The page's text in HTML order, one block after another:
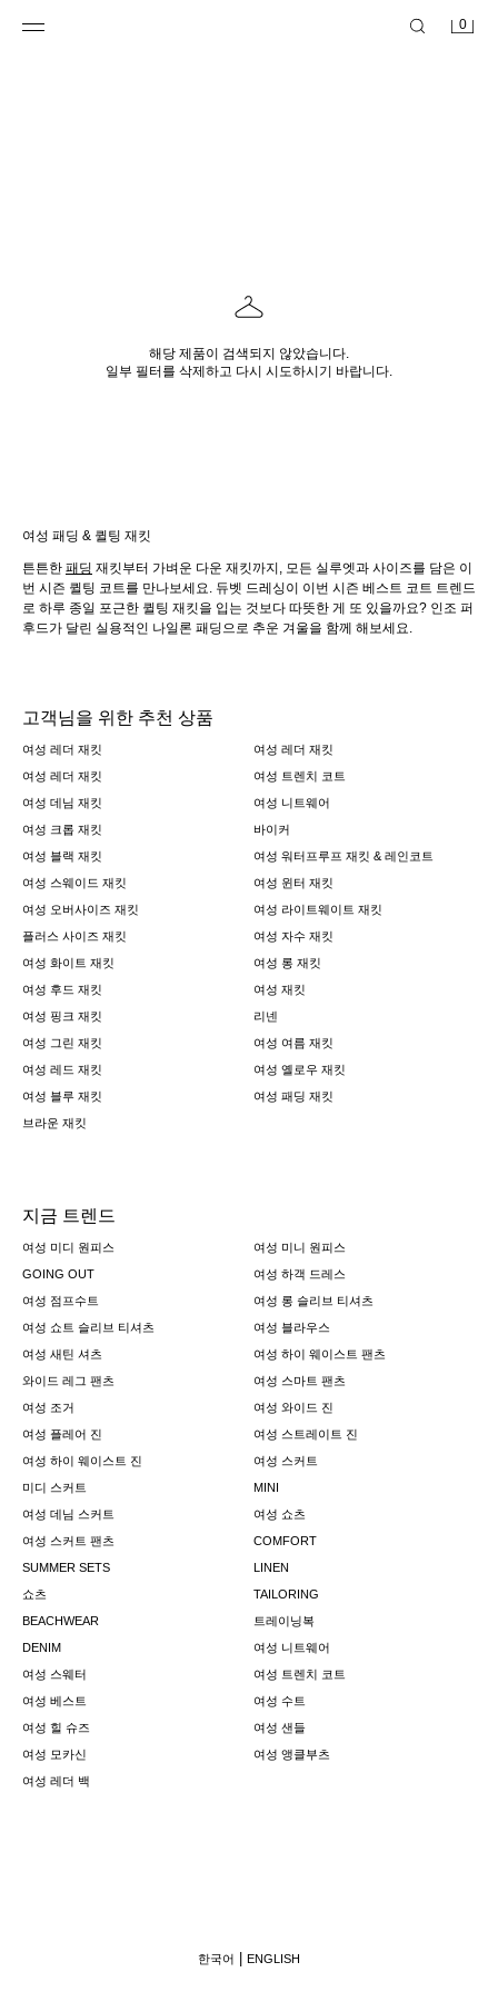
0
해당 제품이 검색되지 않았습니다.
일부 필터를 삭제하고 다시 시도하시기 바랍니다.
여성 패딩 & 퀼팅 재킷
튼튼한 패딩 재킷부터 가벼운 다운 재킷까지, 모든 실루엣과 사이즈를 담은 이
번 시즌 퀼팅 코트를 만나보세요. 듀벳 드레싱이 이번 시즌 베스트 코트 트렌드
로 하루 종일 포근한 퀼팅 재킷을 입는 것보다 따뜻한 게 또 있을까요? 인조 퍼
후드가 달린 실용적인 나일론 패딩으로 추운 겨울을 함께 해보세요.
고객님을 위한 추천 상품
여성 레더 재킷
여성 레더 재킷
여성 레더 재킷
여성 트렌치 코트
여성 데님 재킷
여성 니트웨어
여성 크롭 재킷
바이커
여성 블랙 재킷
여성 워터프루프 재킷 & 레인코트
여성 스웨이드 재킷
여성 윈터 재킷
여성 오버사이즈 재킷
여성 라이트웨이트 재킷
플러스 사이즈 재킷
여성 자수 재킷
여성 화이트 재킷
여성 롱 재킷
여성 후드 재킷
여성 재킷
여성 핑크 재킷
리넨
여성 그린 재킷
여성 여름 재킷
여성 레드 재킷
여성 옐로우 재킷
여성 블루 재킷
여성 패딩 재킷
브라운 재킷
지금 트렌드
여성 미디 원피스
여성 미니 원피스
GOING OUT
여성 하객 드레스
여성 점프수트
여성 롱 슬리브 티셔츠
여성 쇼트 슬리브 티셔츠
여성 블라우스
여성 새틴 셔츠
여성 하이 웨이스트 팬츠
와이드 레그 팬츠
여성 스마트 팬츠
여성 조거
여성 와이드 진
여성 플레어 진
여성 스트레이트 진
여성 하이 웨이스트 진
여성 스커트
미디 스커트
MINI
여성 데님 스커트
여성 쇼츠
여성 스커트 팬츠
COMFORT
SUMMER SETS
LINEN
쇼츠
TAILORING
BEACHWEAR
트레이닝복
DENIM
여성 니트웨어
여성 스웨터
여성 트렌치 코트
여성 베스트
여성 수트
여성 힐 슈즈
여성 샌들
여성 모카신
여성 앵클부츠
여성 레더 백
한국어 ENGLISH